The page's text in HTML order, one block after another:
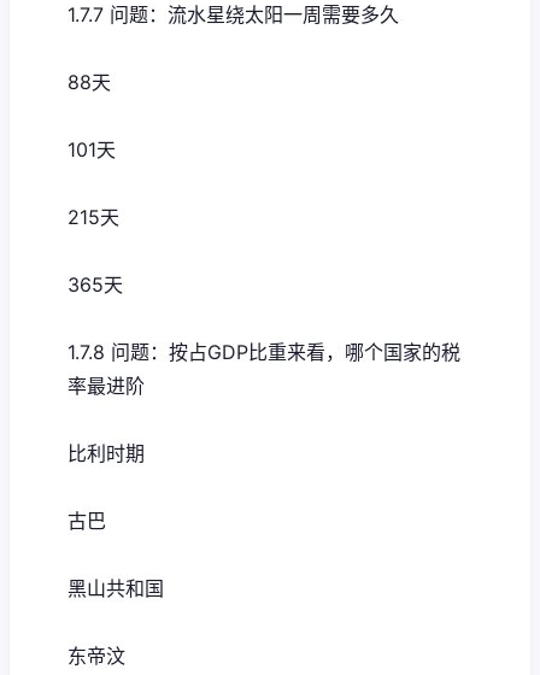
1.7.7 问题：流水星绕太阳一周需要多久
88天
101天
215天
365天
1.7.8 问题：按占GDP比重来看，哪个国家的税
率最进阶
比利时期
古巴
黑山共和国
东帝汶